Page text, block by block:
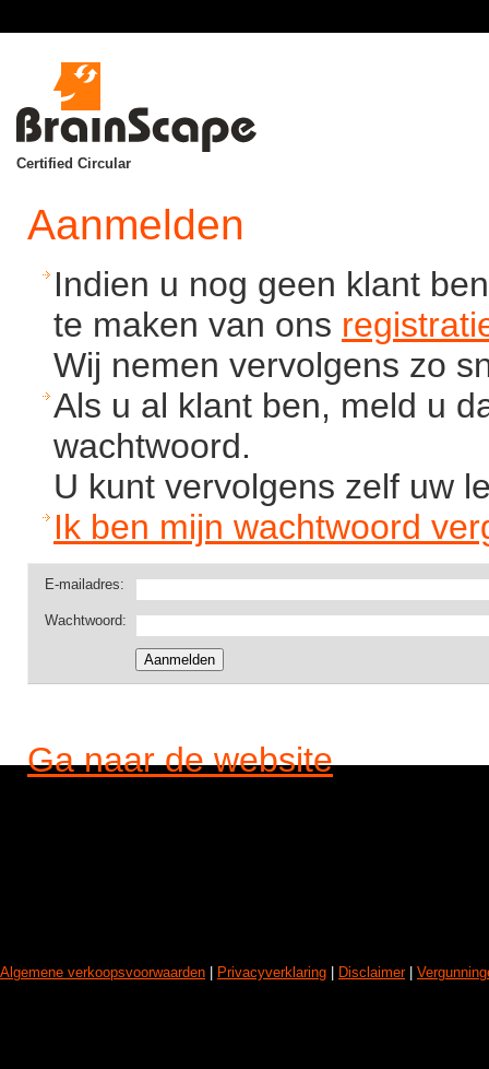
Certified Circular
Aanmelden
Indien u nog geen klant
te maken van ons
Wij nemen vervolgens zo
Als u al klant ben, meld u
wachtwoord.
U kunt vervolgens zelf uw
Ik ben mijn wachtwoord
E-mailadres:
Wachtwoord:
Ga naar de website
Algemene verkoopsvoorwaarden Privacyverklaring Disclaimer|